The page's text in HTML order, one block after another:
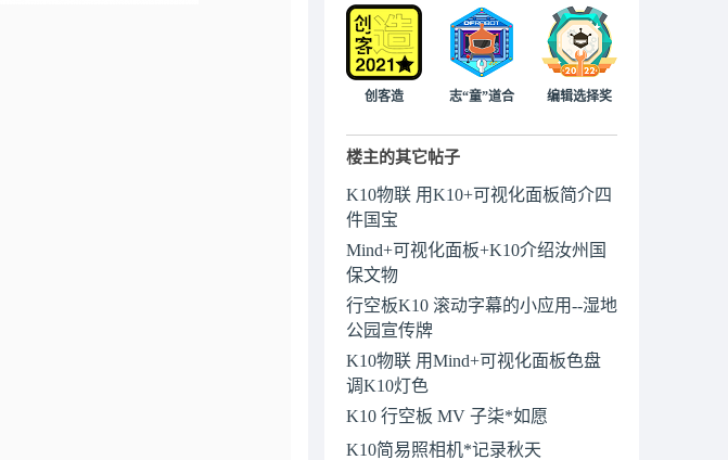
创客造 志“童”道合 编辑选择奖
楼主的其它帖子
K10物联 用K10+可视化面板简介四
件国宝
Mind+可视化面板+K10介绍汝州国
保文物
行空板K10 滚动字幕的小应用--湿地
公园宣传牌
K10物联 用Mind+可视化面板色盘
调K10灯色
K10 行空板 MV 子柒*如愿
K10简易照相机*记录秋天